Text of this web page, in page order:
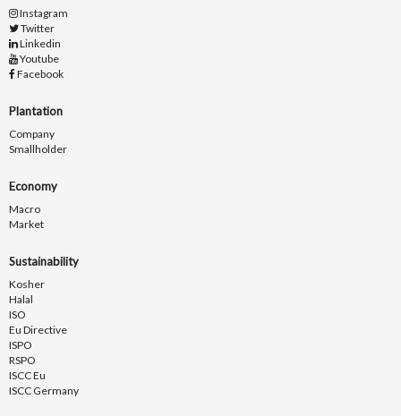
Instagram
Twitter
Linkedin
Youtube
Facebook
Plantation
Company
Smallholder
Economy
Macro
Market
Sustainability
Kosher
Halal
ISO
Eu Directive
ISPO
RSPO
ISCC Eu
ISCC Germany